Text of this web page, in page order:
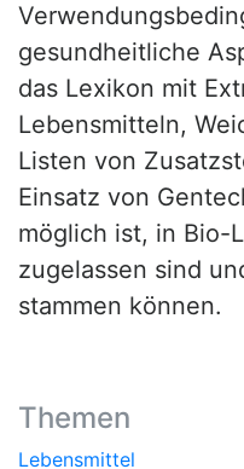
gesundheitliche
das Lexikon mit
Lebensmitteln,
Listen von
Einsatz von
möglich ist, in Bio-
zugelassen sind
stammen können.
Themen
Lebensmittel